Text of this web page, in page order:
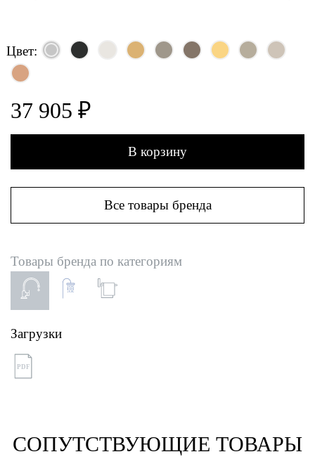
Цвет:
37 905 ₽
В корзину
Все товары бренда
Товары бренда по категориям
Загрузки
PDF
СОПУТСТВУЮЩИЕ ТОВАРЫ